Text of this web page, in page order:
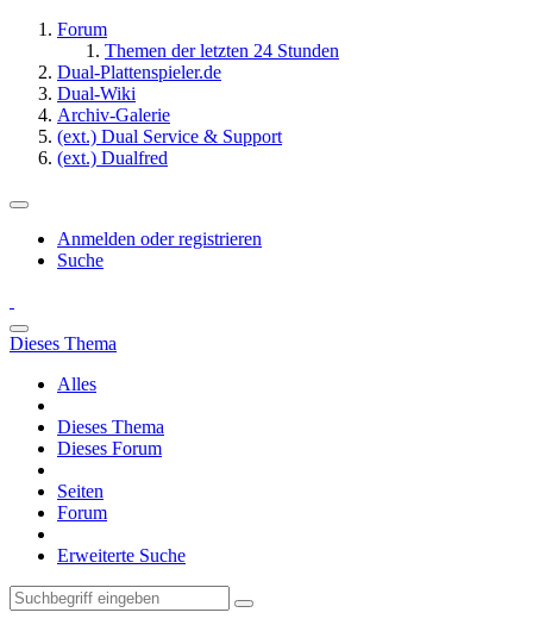
Forum
Themen der letzten 24 Stunden
Dual-Plattenspieler.de
Dual-Wiki
Archiv-Galerie
(ext.) Dual Service & Support
(ext.) Dualfred
Anmelden oder registrieren
Suche
Dieses Thema
Alles
Dieses Thema
Dieses Forum
Seiten
Forum
Erweiterte Suche